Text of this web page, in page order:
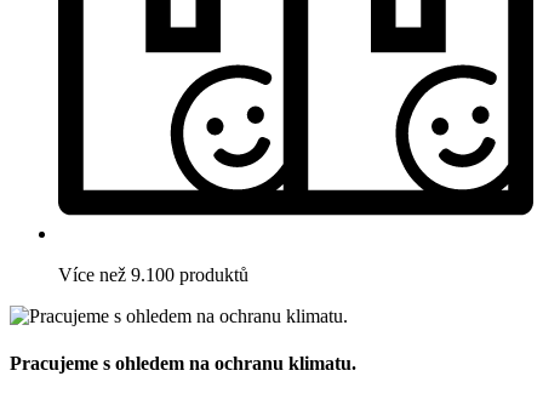
Více než 9.100 produktů
Pracujeme s ohledem na ochranu klimatu.